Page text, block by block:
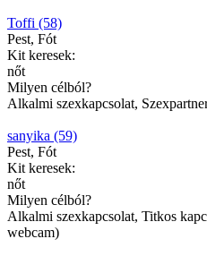
Toffi (58)
Pest, Fót
Kit keresek:
nőt
Milyen célból?
Alkalmi szexkapcsolat,
sanyika (59)
Pest, Fót
Kit keresek:
nőt
Milyen célból?
Alkalmi szexkapcsolat, Titkos
webcam)